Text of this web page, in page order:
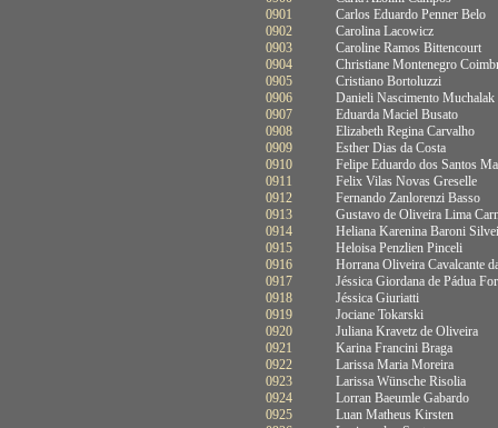
0901
Carlos Eduardo Penner Belo
0902
Carolina Lacowicz
0903
Caroline Ramos Bittencourt
0904
Christiane Montenegro
0905
Cristiano Bortoluzzi
0906
Danieli Nascimento Muchalak
0907
Eduarda Maciel Busato
0908
Elizabeth Regina Carvalho
0909
Esther Dias da Costa
0910
Felipe Eduardo dos Santos
0911
Felix Vilas Novas Greselle
0912
Fernando Zanlorenzi Basso
0913
Gustavo de Oliveira Lima
0914
Heliana Karenina Baroni
0915
Heloisa Penzlien Pinceli
0916
Horrana Oliveira Cavalcante
0917
Jéssica Giordana de Pádua
0918
Jéssica Giuriatti
0919
Jociane Tokarski
0920
Juliana Kravetz de Oliveira
0921
Karina Francini Braga
0922
Larissa Maria Moreira
0923
Larissa Wünsche Risolia
0924
Lorran Baeumle Gabardo
0925
Luan Matheus Kirsten